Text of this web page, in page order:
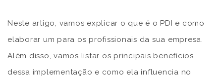
Neste artigo, vamos explicar o que é o PDI e como
elaborar um para os profissionais da sua empresa.
Além disso, vamos listar os principais benefícios
dessa implementação e como ela influencia no